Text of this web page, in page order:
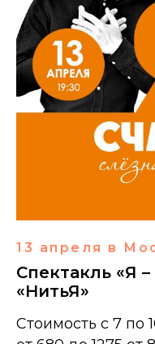
13 апреля в
Спектакль «Я –
«НитьЯ»
Стоимость с 7 по